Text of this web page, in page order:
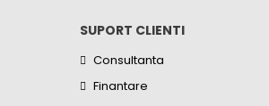
SUPORT CLIENTI
Consultanta
Finantare